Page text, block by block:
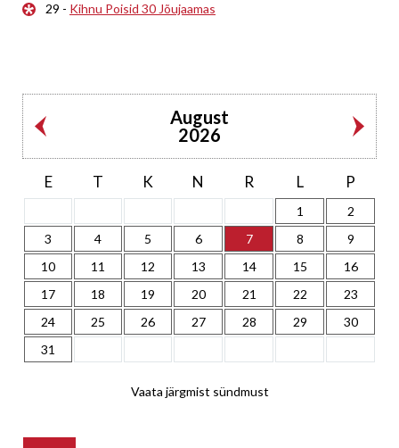
29 - Kihnu Poisid 30 Jõujaamas
August
2026
E T K N R L P
1
2
3
4 5 6 7 8
9
10
11 12 13 14 15
16
17
18 19 20 21 22
23
24
25 26 27 28 29
30
31
Vaata järgmist sündmust